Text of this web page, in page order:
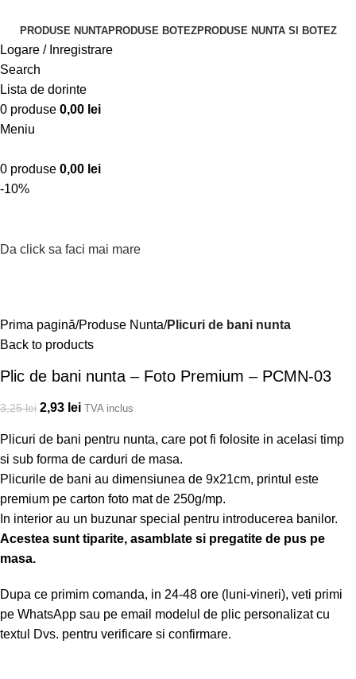
PRODUSE NUNTAPRODUSE BOTEZPRODUSE NUNTA SI BOTEZ
Logare / Inregistrare
Search
Lista de dorinte
0 produse 0,00 lei
Meniu
0 produse 0,00 lei
-10%
Da click sa faci mai mare
Prima pagină Produse Nunta Plicuri de bani nunta
Back to products
Plic de bani nunta – Foto Premium – PCMN-03
3,25lei 2,93 lei TVA inclus
Plicuri de bani pentru nunta, care pot fi folosite in acelasi timp
si sub forma de carduri de masa.
Plicurile de bani au dimensiunea de 9x21cm, printul este
premium pe carton foto mat de 250g/mp.
In interior au un buzunar special pentru introducerea banilor.
Acestea sunt tiparite, asamblate si pregatite de pus pe
masa.
Dupa ce primim comanda, in 24-48 ore (luni-vineri), veti primi
pe WhatsApp sau pe email modelul de plic personalizat cu
textul Dvs. pentru verificare si confirmare.